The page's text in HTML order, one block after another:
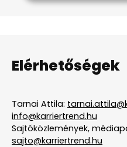
Elérhetőségek
Tarnai Attila:
info@karriertrend.hu
Sajtóközlemények,
sajto@karriertrend.hu